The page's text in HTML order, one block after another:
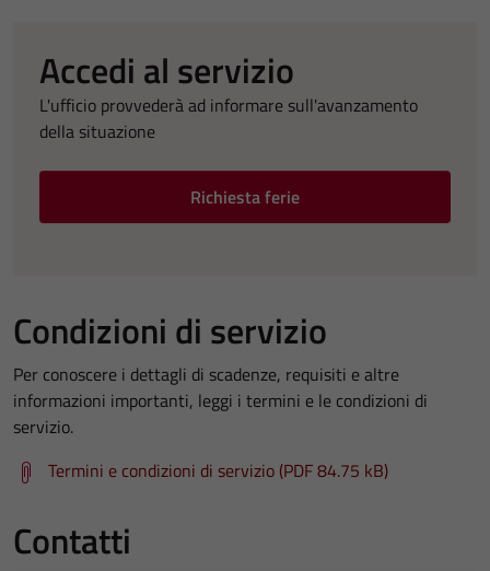
Accedi al servizio
L'ufficio provvederà ad informare sull'avanzamento
della situazione
Richiesta ferie
Condizioni di servizio
Per conoscere i dettagli di scadenze, requisiti e altre
informazioni importanti, leggi i termini e le condizioni di
servizio.
Termini e condizioni di servizio (PDF 84.75 kB)
Contatti